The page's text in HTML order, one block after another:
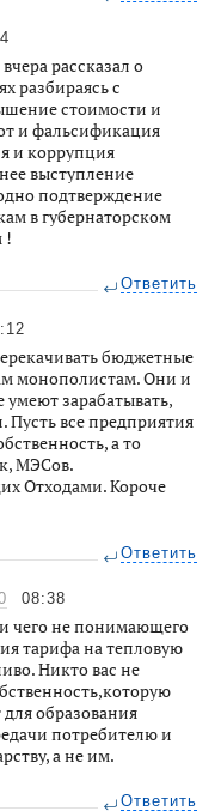
рассказал о
разбираясь с
стоимости и
и фальсификация
и коррупция
выступление
подтверждение
в губернаторском
!
Ответить
бюджетные
монополистам. Они и
умеют зарабатывать,
Пусть все предприятия
а то
МЭСов.
Отходами. Короче
Ответить
08:38
чего не понимающего
тарифа на тепловую
Никто вас не
образования
потребителю и
а не им.
Ответить